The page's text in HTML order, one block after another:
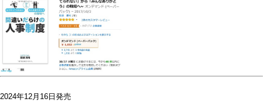
2024年12月16日発売